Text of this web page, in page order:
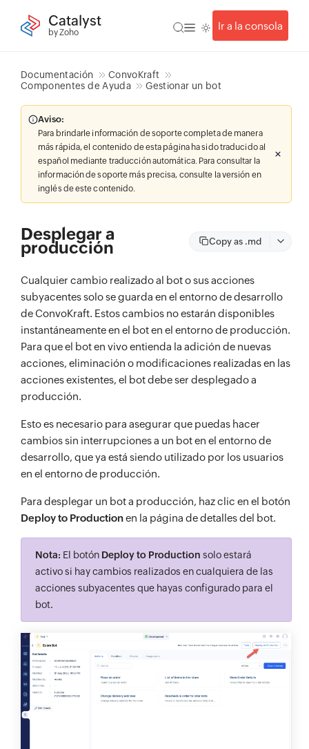
Catalyst
by Zoho
Ir a la consola
Documentación
ConvoKraft
Componentes de Ayuda
Gestionar un bot
Aviso:
Para brindarle información de soporte completa de manera
más rápida, el contenido de esta página ha sido traducido al
español mediante traducción automática. Para consultar la
información de soporte más precisa, consulte la versión en
inglés de este contenido.
Desplegar a
producción Copy as .md
Cualquier cambio realizado al bot o sus acciones
subyacentes solo se guarda en el entorno de desarrollo
de ConvoKraft. Estos cambios no estarán disponibles
instantáneamente en el bot en el entorno de producción.
Para que el bot en vivo entienda la adición de nuevas
acciones, eliminación o modificaciones realizadas en las
acciones existentes, el bot debe ser desplegado a
producción.
Esto es necesario para asegurar que puedas hacer
cambios sin interrupciones a un bot en el entorno de
desarrollo, que ya está siendo utilizado por los usuarios
en el entorno de producción.
Para desplegar un bot a producción, haz clic en el botón
Deploy to Productionen la página de detalles del bot.
Nota: El botón Deploy to Production solo estará
activo si hay cambios realizados en cualquiera de las
acciones subyacentes que hayas configurado para el
bot.